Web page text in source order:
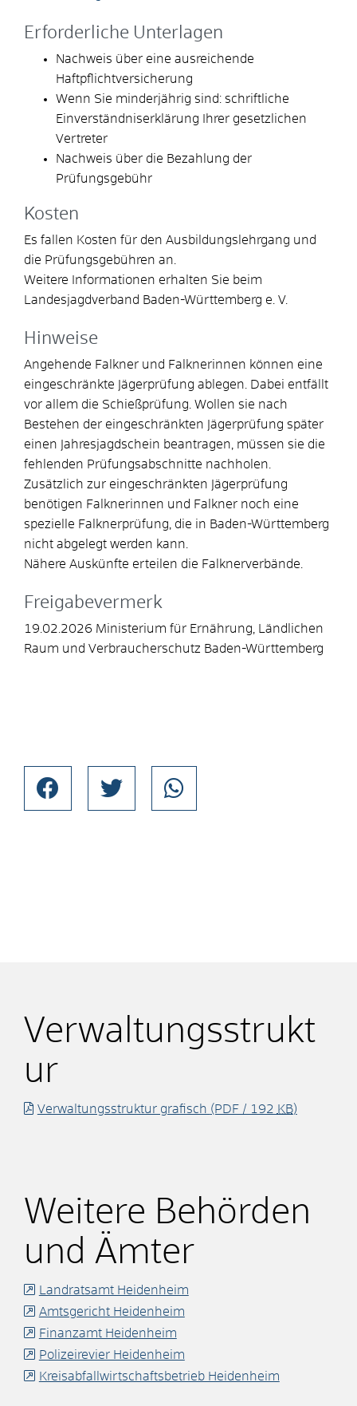
Erforderliche Unterlagen
Nachweis über eine ausreichende
Haftpflichtversicherung
Wenn Sie minderjährig sind: schriftliche
Einverständniserklärung Ihrer gesetzlichen
Vertreter
Nachweis über die Bezahlung der
Prüfungsgebühr
Kosten
Es fallen Kosten für den Ausbildungslehrgang und
die Prüfungsgebühren an.
Weitere Informationen erhalten Sie beim
Landesjagdverband Baden-Württemberg e. V.
Hinweise
Angehende Falkner und Falknerinnen können eine
eingeschränkte Jägerprüfung ablegen. Dabei entfällt
vor allem die Schießprüfung. Wollen sie nach
Bestehen der eingeschränkten Jägerprüfung später
einen Jahresjagdschein beantragen, müssen sie die
fehlenden Prüfungsabschnitte nachholen.
Zusätzlich zur eingeschränkten Jägerprüfung
benötigen Falknerinnen und Falkner noch eine
spezielle Falknerprüfung, die in Baden-Württemberg
nicht abgelegt werden kann.
Nähere Auskünfte erteilen die Falknerverbände.
Freigabevermerk
19.02.2026 Ministerium für Ernährung, Ländlichen
Raum und Verbraucherschutz Baden-Württemberg
Verwaltungsstrukt
ur
Verwaltungsstruktur grafisch (PDF / 192 KB)
Weitere Behörden
und Ämter
Landratsamt Heidenheim
Amtsgericht Heidenheim
Finanzamt Heidenheim
Polizeirevier Heidenheim
Kreisabfallwirtschaftsbetrieb Heidenheim